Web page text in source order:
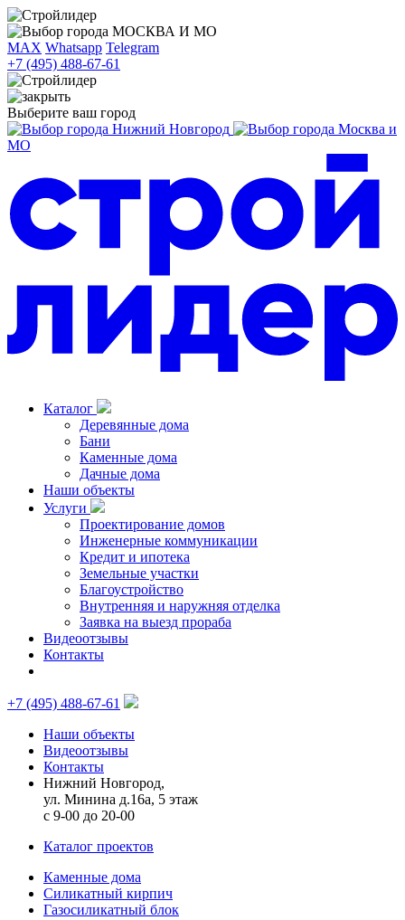
МОСКВА И МО
MAX Whatsapp Telegram
+7 (495) 488-67-61
Выберите ваш город
Нижний Новгород
Москва и
МО
Каталог
Деревянные дома
Бани
Каменные дома
Дачные дома
Наши объекты
Услуги
Проектирование домов
Инженерные коммуникации
Кредит и ипотека
Земельные участки
Благоустройство
Внутренняя и наружняя отделка
Заявка на выезд прораба
Видеоотзывы
Контакты
+7 (495) 488-67-61
Наши объекты
Видеоотзывы
Контакты
Нижний Новгород,
ул. Минина д.16а, 5 этаж
с 9-00 до 20-00
Каталог проектов
Каменные дома
Силикатный кирпич
Газосиликатный блок